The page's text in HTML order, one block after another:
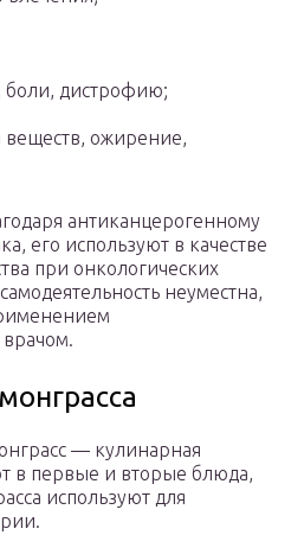
дистрофию;
ожирение,
антиканцерогенному
его используют в качестве
при онкологических
неуместна,
врачом.
— кулинарная
в первые и вторые блюда,
используют для